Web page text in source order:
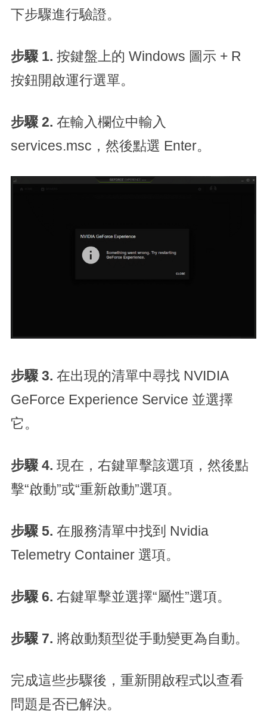
下步驟進行驗證。
步驟 1. 按鍵盤上的 Windows 圖示 + R
按鈕開啟運行選單。
步驟 2. 在輸入欄位中輸入
services.msc，然後點選 Enter。
步驟 3. 在出現的清單中尋找 NVIDIA
GeForce Experience Service 並選擇
它。
步驟 4. 現在，右鍵單擊該選項，然後點
擊“啟動”或“重新啟動”選項。
步驟 5. 在服務清單中找到 Nvidia
Telemetry Container 選項。
步驟 6. 右鍵單擊並選擇“屬性”選項。
步驟 7. 將啟動類型從手動變更為自動。
完成這些步驟後，重新開啟程式以查看
問題是否已解決。